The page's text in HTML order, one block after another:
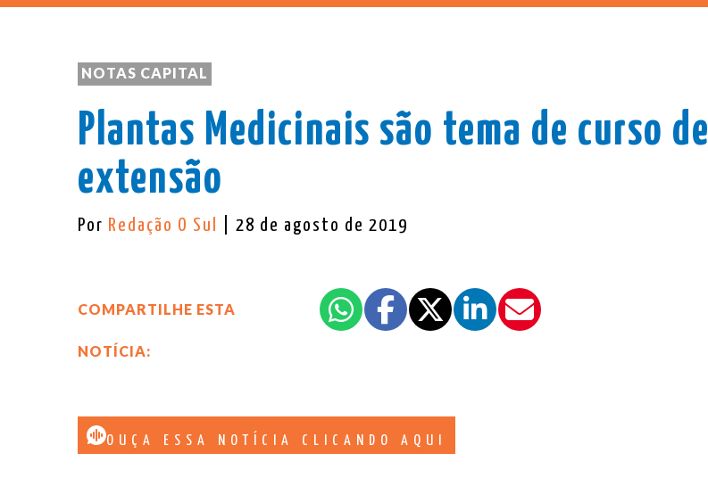
NOTAS CAPITAL
Plantas Medicinais são tema de curso de
extensão
Por Redação O Sul | 28 de agosto de 2019
COMPARTILHE ESTA
NOTÍCIA:
OUÇA ESSA NOTÍCIA CLICANDO AQUI